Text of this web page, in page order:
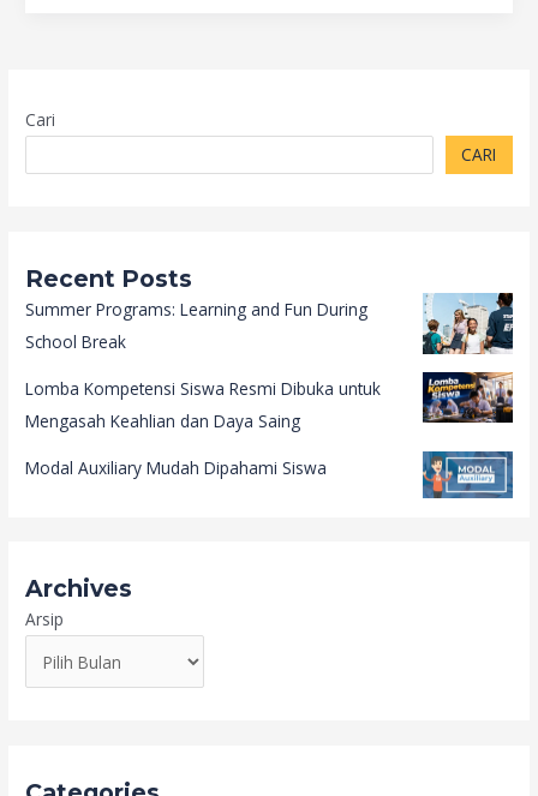
Cari
CARI
Recent Posts
Summer Programs: Learning and Fun During
School Break
Lomba Kompetensi Siswa Resmi Dibuka untuk
Mengasah Keahlian dan Daya Saing
Modal Auxiliary Mudah Dipahami Siswa
Archives
Arsip